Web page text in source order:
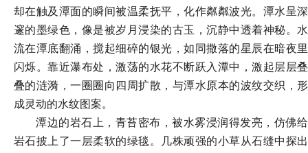
却在触及潭面的瞬间被温柔抚平，化作粼粼波光。潭水呈深
邃的墨绿色，像是被岁月浸染的古玉，沉静中透着神秘。水
流在潭底翻涌，搅起细碎的银光，如同撒落的星辰在暗夜里
闪烁。靠近瀑布处，激荡的水花不断跃入潭中，激起层层叠
叠的涟漪，一圈圈向四周扩散，与潭水原本的波纹交织，形
成灵动的水纹图案。
潭边的岩石上，青苔密布，被水雾浸润得发亮，仿佛给
岩石披上了一层柔软的绿毯。几株顽强的小草从石缝中探出